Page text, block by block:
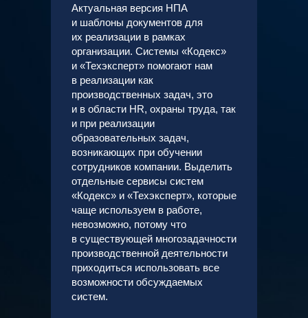
Актуальная версия НПА
и шаблоны документов для
их реализации в рамках
организации. Системы «Кодекс»
и «Техэксперт» помогают нам
в реализации как
производственных задач, это
и в области HR, охраны труда, так
и при реализации
образовательных задач,
возникающих при обучении
сотрудников компании. Выделить
отдельные сервисы систем
«Кодекс» и «Техэксперт», которые
чаще используем в работе,
невозможно, потому что
в существующей многозадачности
производственной деятельности
приходиться использовать все
возможности обсуждаемых
систем.